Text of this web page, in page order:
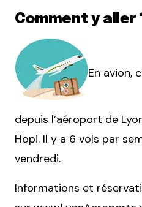
Comment y aller
En avion,
depuis l’aéroport de
Hop!. Il y a 6 vols par
vendredi.
Informations et